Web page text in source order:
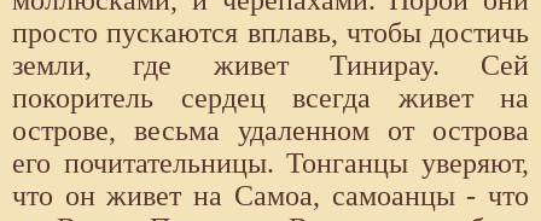
просто пускаются вплавь, чтобы достичь
земли, где живет Тинирау. Сей
покоритель сердец всегда живет на
острове, весьма удаленном от острова
его почитательницы. Тонганцы уверяют,
что он живет на Самоа, самоанцы - что